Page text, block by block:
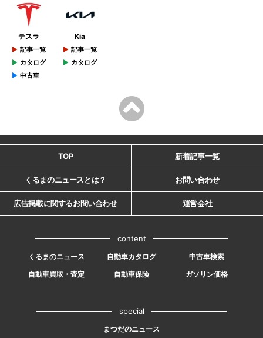
テスラ
記事一覧
カタログ
中古車
Kia
記事一覧
カタログ
TOP 新着記事一覧
くるまのニュースとは？ お問い合わせ
広告掲載に関するお問い合わせ 運営会社
content
くるまのニュース 自動車カタログ
中古車検索
自動車買取・査定
自動車保険 ガソリン価格
special
まつだのニュース